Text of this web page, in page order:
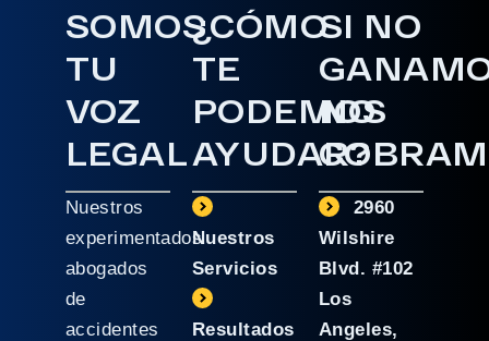
SOMOS
TU
VOZ
LEGAL
Nuestros
experimentados
abogados
de
accidentes
¿CÓMO
TE
PODEMOS
AYUDAR?
Nuestros
Servicios
Resultados
SI NO
NO
2960
Wilshire
Blvd. #102
Los
Angeles,